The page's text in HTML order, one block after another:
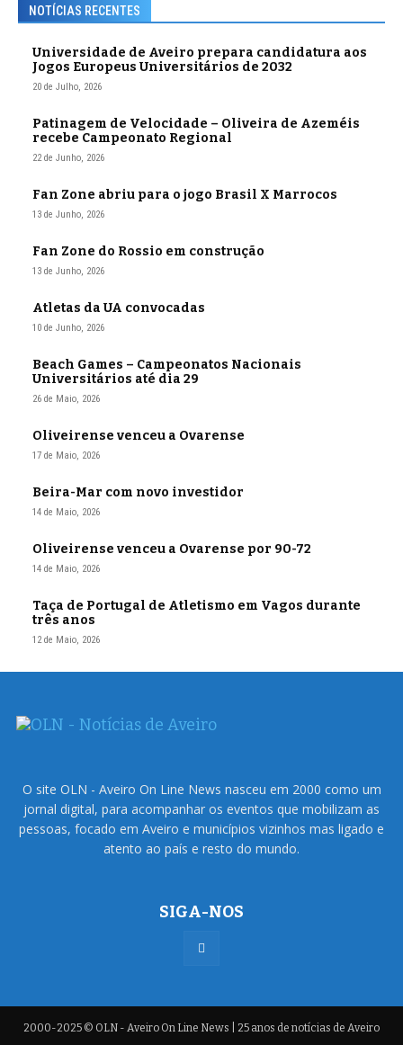
NOTÍCIAS RECENTES
Universidade de Aveiro prepara candidatura aos
Jogos Europeus Universitários de 2032
20 de Julho, 2026
Patinagem de Velocidade – Oliveira de Azeméis
recebe Campeonato Regional
22 de Junho, 2026
Fan Zone abriu para o jogo Brasil X Marrocos
13 de Junho, 2026
Fan Zone do Rossio em construção
13 de Junho, 2026
Atletas da UA convocadas
10 de Junho, 2026
Beach Games – Campeonatos Nacionais
Universitários até dia 29
26 de Maio, 2026
Oliveirense venceu a Ovarense
17 de Maio, 2026
Beira-Mar com novo investidor
14 de Maio, 2026
Oliveirense venceu a Ovarense por 90-72
14 de Maio, 2026
Taça de Portugal de Atletismo em Vagos durante
três anos
12 de Maio, 2026
O site OLN - Aveiro On Line News nasceu em 2000 como um
jornal digital, para acompanhar os eventos que mobilizam as
pessoas, focado em Aveiro e municípios vizinhos mas ligado e
atento ao país e resto do mundo.
SIGA-NOS
2000-2025 © OLN - Aveiro On Line News | 25 anos de notícias de Aveiro